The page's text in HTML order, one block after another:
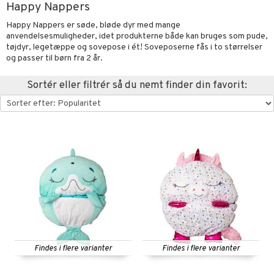
Happy Nappers
Happy Nappers er søde, bløde dyr med mange
anvendelsesmuligheder, idet produkterne både kan bruges som pude,
tøjdyr, legetæppe og sovepose i ét! Soveposerne fås i to størrelser
og passer til børn fra 2 år.
Sortér eller filtrér så du nemt finder din favorit:
Findes i flere varianter Findes i flere varianter
& Tilbehør
madservice
& Tilbehør
& Tilbehør
& strømper
legetøj
& Klodser
Builder
Stockholm
Villa Villekulla
Prinsesser
Dollhouse
Friends
Pet Shop
- Fortidsdyr
- Heste
- Wild Life
& Køkkenredskaber
brikker
& svar